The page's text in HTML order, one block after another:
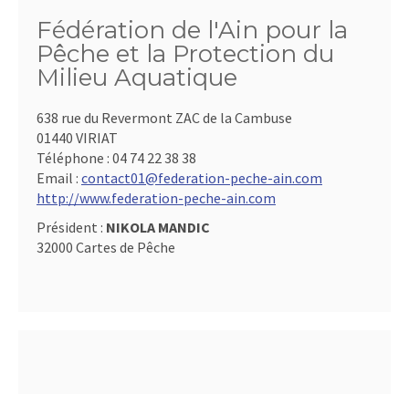
Fédération de l'Ain pour la
Pêche et la Protection du
Milieu Aquatique
638 rue du Revermont ZAC de la Cambuse
01440 VIRIAT
Téléphone : 04 74 22 38 38
Email : contact01@federation-peche-ain.com
http://www.federation-peche-ain.com
Président : NIKOLA MANDIC
32000 Cartes de Pêche